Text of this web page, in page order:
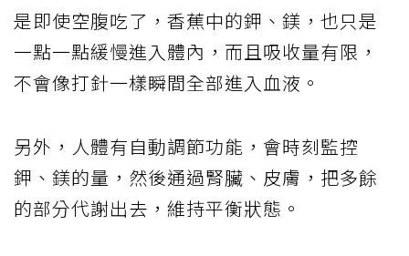
是即使空腹吃了，香蕉中的鉀、鎂，也只是
一點一點緩慢進入體內，而且吸收量有限，
不會像打針一樣瞬間全部進入血液。
另外，人體有自動調節功能，會時刻監控
鉀、鎂的量，然後通過腎臟、皮膚，把多餘
的部分代謝出去，維持平衡狀態。